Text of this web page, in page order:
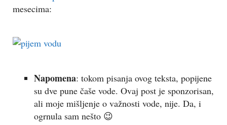
mesecima:
Napomena: tokom pisanja ovog teksta, popijene
su dve pune čaše vode. Ovaj post je sponzorisan,
ali moje mišljenje o važnosti vode, nije. Da, i
ogrnula sam nešto 😉